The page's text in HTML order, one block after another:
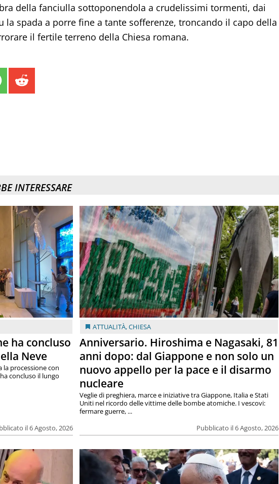
della fanciulla sottoponendola a crudelissimi tormenti, dai
la spada a porre fine a tante sofferenze, troncando il capo della
il fertile terreno della Chiesa romana.
INTERESSARE
ha concluso
Neve
il 6 Agosto, 2026
la processione con
concluso il lungo
ATTUALITÀ,CHIESA
Anniversario. Hiroshima e Nagasaki, 81
anni dopo: dal Giappone e non solo un
nuovo appello per la pace e il disarmo
nucleare
Pubblicato il 6 Agosto, 2026
Veglie di preghiera, marce e iniziative tra Giappone, Italia e Stati
Uniti nel ricordo delle vittime delle bombe atomiche. I vescovi:
fermare guerre, ...